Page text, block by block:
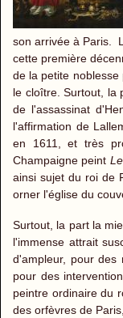
son arrivée à Paris.
cette première
de la petite
le cloître. Surtout, la
de l'assassinat
l'affirmation de
en 1611, et très
Champaigne peint
ainsi sujet du roi de
orner l'église du
Surtout, la part la
l'immense attrait
d'ampleur, pour des
pour des
peintre ordinaire du
des orfèvres de